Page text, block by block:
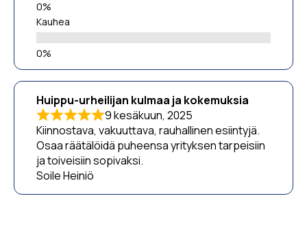
Kauhea
Huippu-urheilijan kulmaa ja kokemuksia
9 kesäkuun, 2025
Kiinnostava, vakuuttava, rauhallinen esiintyjä.
Osaa räätälöidä puheensa yrityksen tarpeisiin
ja toiveisiin sopivaksi.
Soile Heiniö